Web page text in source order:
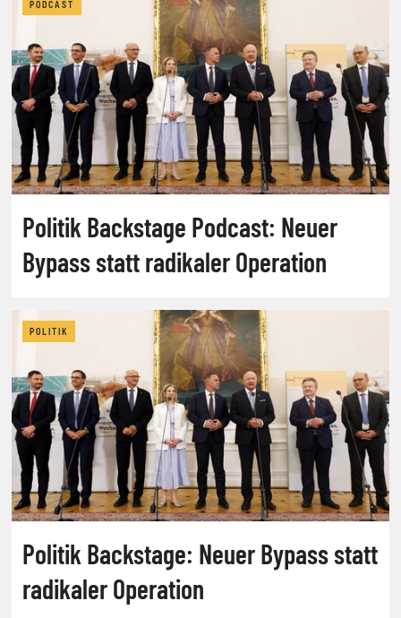
PODCAST
Politik Backstage Podcast: Neuer
Bypass statt radikaler Operation
POLITIK
Politik Backstage: Neuer Bypass statt
radikaler Operation